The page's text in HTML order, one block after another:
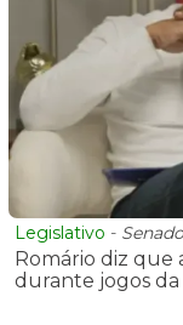
Legislativo - Senado
Romário diz que
durante jogos da